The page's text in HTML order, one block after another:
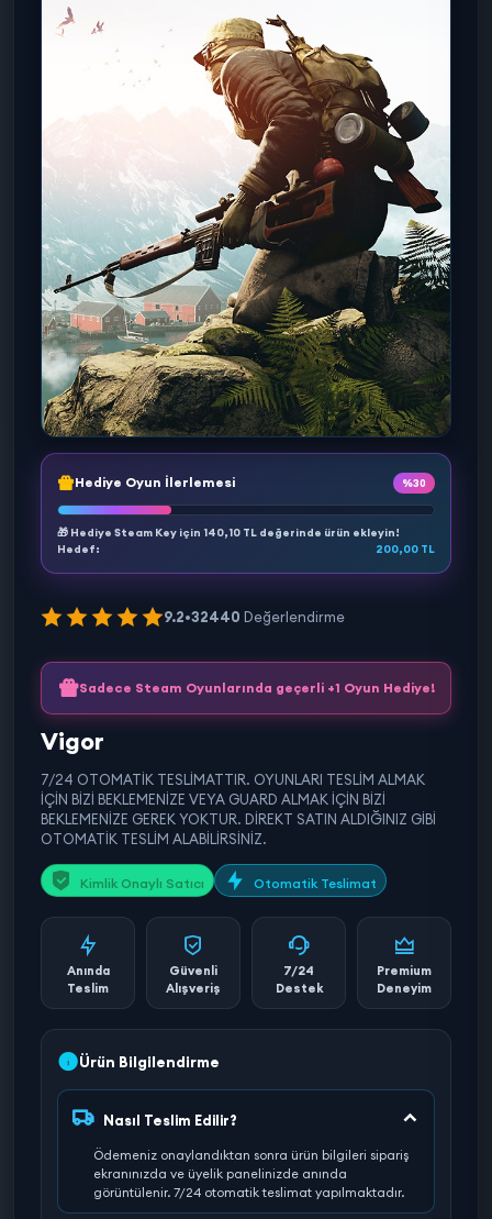
Hediye Oyun İlerlemesi %30
🎁 Hediye Steam Key için 140,10 TL değerinde ürün ekleyin!
Hedef:
200,00 TL
9.2•32440 Değerlendirme
Sadece Steam Oyunlarında geçerli +1 Oyun Hediye!
Vigor
7/24 OTOMATİK TESLİMATTIR. OYUNLARI TESLİM ALMAK
İÇİN BİZİ BEKLEMENİZE VEYA GUARD ALMAK İÇİN BİZİ
BEKLEMENİZE GEREK YOKTUR. DİREKT SATIN ALDIĞINIZ GİBİ
OTOMATİK TESLİM ALABİLİRSİNİZ.
Kimlik Onaylı Satıcı Otomatik Teslimat
Anında
Teslim
Güvenli
Alışveriş
7/24
Destek
Premium
Deneyim
Ürün Bilgilendirme
Nasıl Teslim Edilir?
Ödemeniz onaylandıktan sonra ürün bilgileri sipariş
ekranınızda ve üyelik panelinizde anında
görüntülenir. 7/24 otomatik teslimat yapılmaktadır.